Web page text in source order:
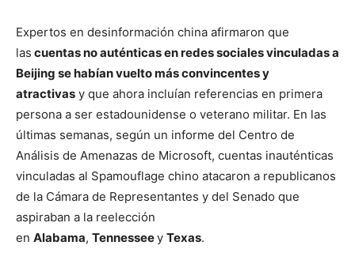
Expertos en desinformación china afirmaron que
las cuentas no auténticas en redes sociales vinculadas a
Beijing se habían vuelto más convincentes y
atractivas y que ahora incluían referencias en primera
persona a ser estadounidense o veterano militar. En las
últimas semanas, según un informe del Centro de
Análisis de Amenazas de Microsoft, cuentas inauténticas
vinculadas al Spamouflage chino atacaron a republicanos
de la Cámara de Representantes y del Senado que
aspiraban a la reelección
en Alabama, Tennesseey Texas.